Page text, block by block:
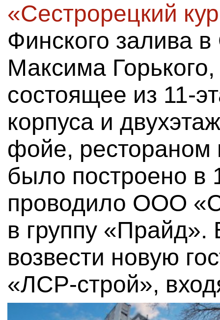
«Сестрорецкий
Финского залива
Максима
состоящее из 11-
корпуса и
фойе, рестораном
было построено в
проводило ООО
в группу «Прайд».
возвести новую
«ЛСР-строй»,